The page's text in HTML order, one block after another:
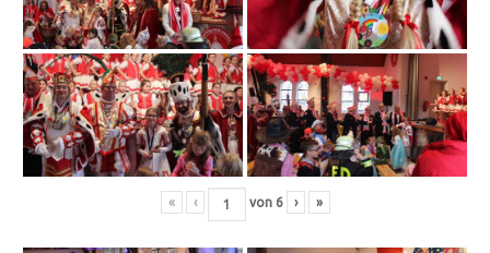
« ‹ von 6 › »